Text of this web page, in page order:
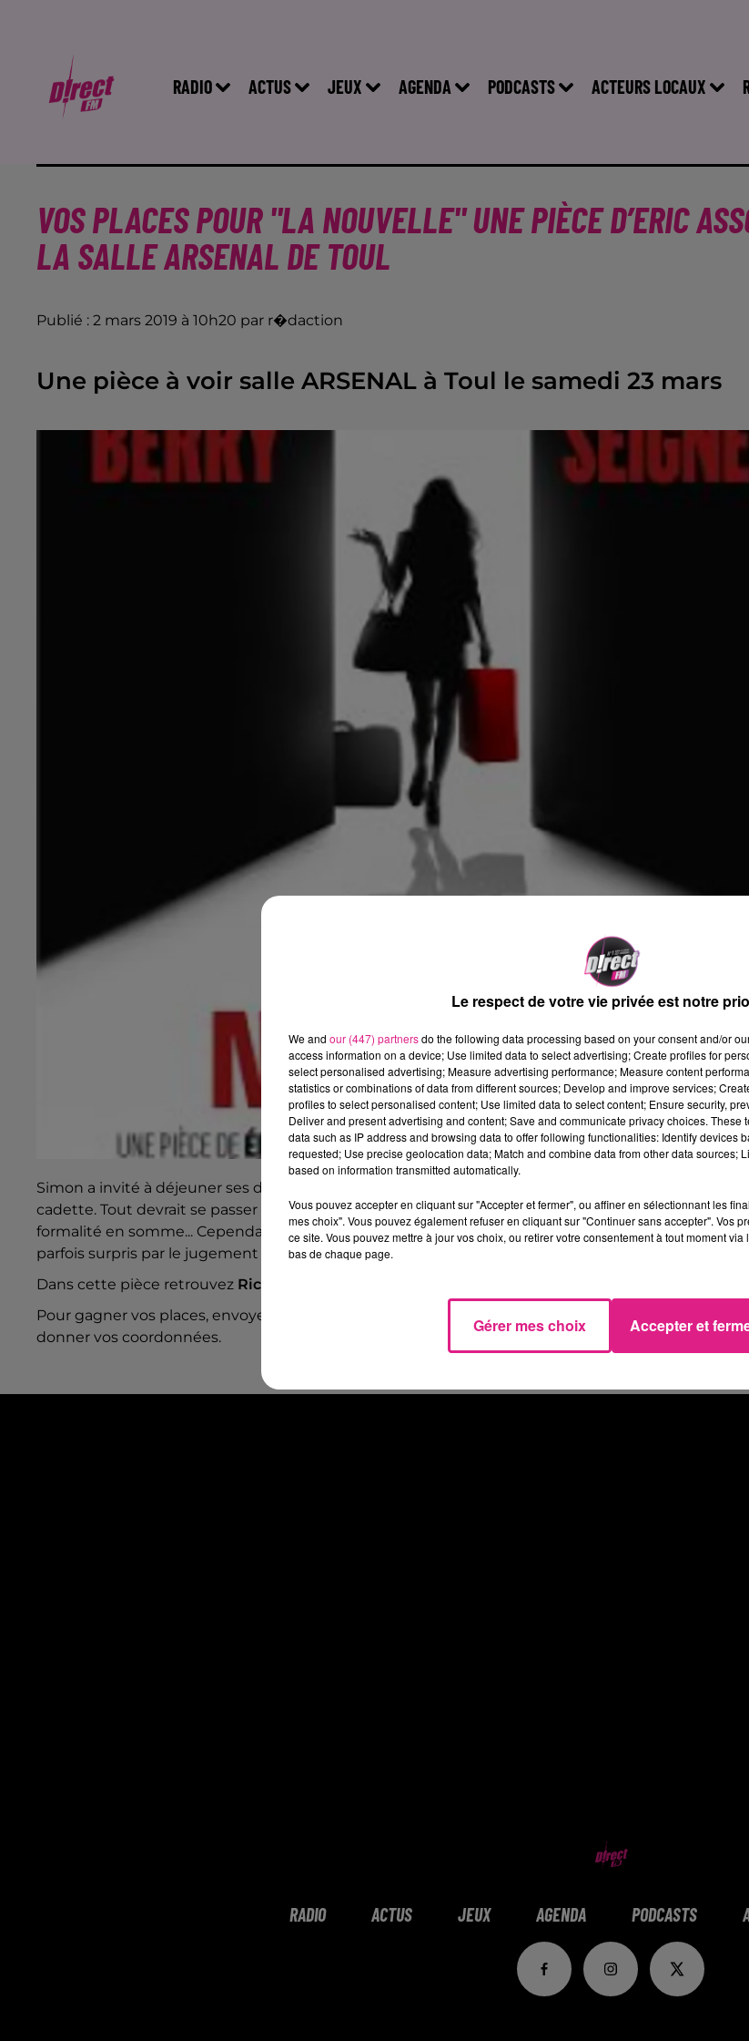
RADIO ACTUS JEUX AGENDA PODCASTS ACTEURS LOCAUX
VOS PLACES POUR "LA NOUVELLE" UNE PIÈCE D’ERIC
LA SALLE ARSENAL DE TOUL
Publié : 2 mars 2019 à 10h20 par r�daction
Une pièce à voir salle ARSENAL à Toul le samedi 23 mars
Simon a invité à déjeuner ses deux fils afin de leur présenter Mado, sa nouvelle compagne de 20
cadette. Tout devrait se passer agréablement. Une
formalité en somme... Cependant la confrontation avec les deux jeunes gens, s’annonce
parfois surpris par le jugement de ses propres enfants.
Dans cette pièce retrouvez Richard Berry
Pour gagner vos places, envoyez le mot de passe "
" àjeu@radiodirect.net
donner vos coordonnées.
RADIO ACTUS JEUX AGENDA PODCASTS
Le respect de votre vie privée est notre
We and our (447) partnersdo the following data processing based on your consent and/or
access information on a device; Use limited data to select advertising; Create profiles for
select personalised advertising; Measure advertising performance; Measure content
statistics or combinations of data from different sources; Develop and improve services;
profiles to select personalised content; Use limited data to select content; Ensure security,
Deliver and present advertising and content; Save and communicate privacy choices. These
data such as IP address and browsing data to offer following functionalities: Identify devices
requested; Use precise geolocation data; Match and combine data from other data sources;
based on information transmitted automatically.
Vous pouvez accepter en cliquant sur "Accepter et fermer", ou affiner en sélectionnant les
mes choix". Vous pouvez également refuser en cliquant sur "Continuer sans accepter". Vos
ce site. Vous pouvez mettre à jour vos choix, ou retirer votre consentement à tout moment
bas de chaque page.
Gérer mes choix Accepter et